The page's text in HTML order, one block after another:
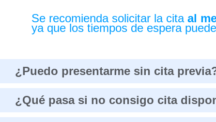
Se recomienda solicitar la cita al
ya que los tiempos de espera
¿Puedo presentarme sin cita
¿Qué pasa si no consigo cita